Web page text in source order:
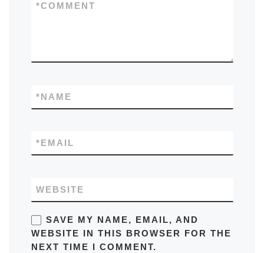
COMMENT
*
NAME
*
EMAIL
*
WEBSITE
SAVE MY NAME, EMAIL, AND
WEBSITE IN THIS BROWSER FOR THE
NEXT TIME I COMMENT.